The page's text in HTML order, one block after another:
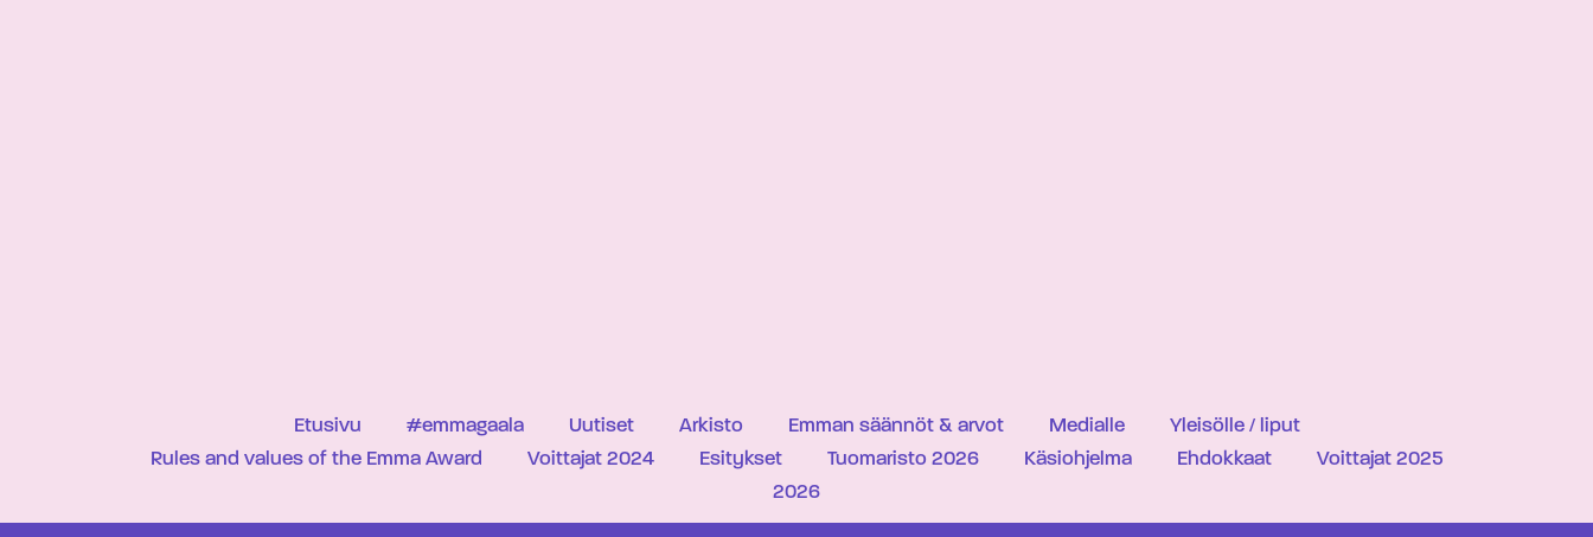
Etusivu #emmagaala Uutiset Arkisto Emman säännöt & arvot Medialle
Yleisölle / liput
Rules and values of the Emma Award
Voittajat 2024 Esitykset Tuomaristo 2026 Käsiohjelma Ehdokkaat
Voittajat 2025
2026